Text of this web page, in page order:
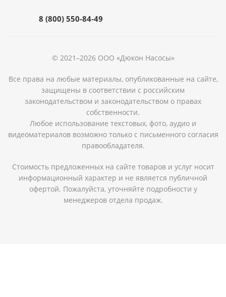
8 (800) 550-84-49
© 2021–2026 ООО «Дюкон Насосы»
Все права на любые материалы, опубликованные на сайте,
защищены в соответствии с российским
законодательством и законодательством о правах
собственности.
Любое использование текстовых, фото, аудио и
видеоматериалов возможно только с письменного согласия
правообладателя.
Стоимость предложенных на сайте товаров и услуг носит
информационный характер и не является публичной
офертой. Пожалуйста, уточняйте подробности у
менеджеров отдела продаж.